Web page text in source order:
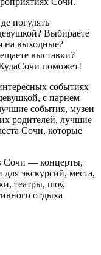
погулять
Выбираете
на выходные?
выставки?
поможет!
событиях
с парнем
события, музеи
родителей, лучшие
Сочи, которые
Сочи — концерты,
экскурсий, места,
театры, шоу,
отдыха